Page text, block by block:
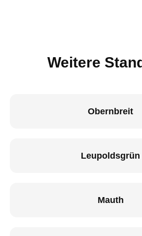
Weitere
Obernbreit
Leupoldsgrün
Mauth